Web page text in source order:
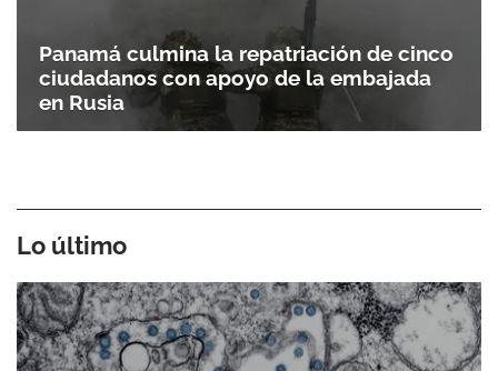
Panamá culmina la repatriación de cinco
ciudadanos con apoyo de la embajada
en Rusia
Lo último